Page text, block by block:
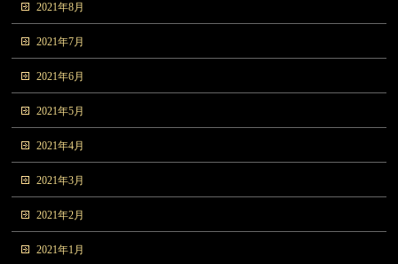
2021年8月
2021年7月
2021年6月
2021年5月
2021年4月
2021年3月
2021年2月
2021年1月